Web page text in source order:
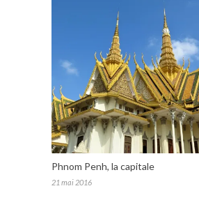
Phnom Penh, la capitale
21 mai 2016